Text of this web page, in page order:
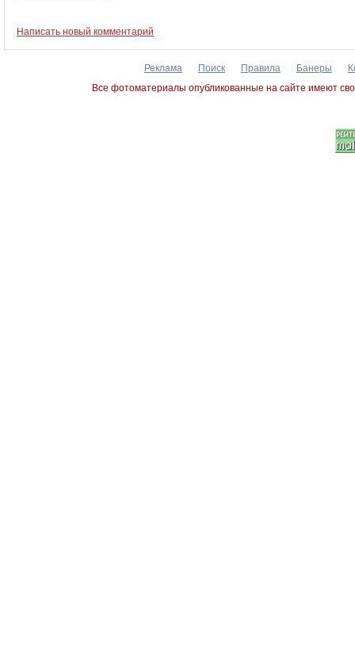
Написать новый комментарий
Реклама Поиск Правила Банеры
Все фотоматериалы опубликованные на сайте имеют